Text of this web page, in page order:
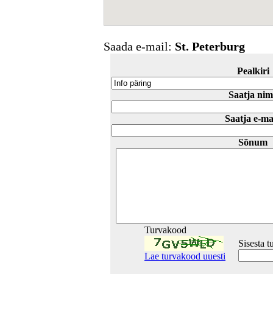
Saada e-mail: St. Peterburg
Pealkiri
Saatja
Saatja e-
Sõnum
Turvakood
Lae turvakood uuesti
Sisesta